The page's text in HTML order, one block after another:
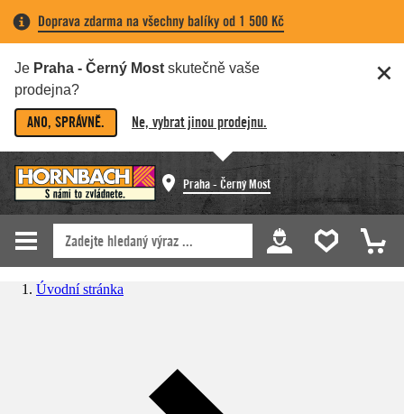
Doprava zdarma na všechny balíky od 1 500 Kč
Je Praha - Černý Most skutečně vaše
prodejna?
ANO, SPRÁVNĚ. Ne, vybrat jinou prodejnu.
Praha - Černý Most
Úvodní stránka